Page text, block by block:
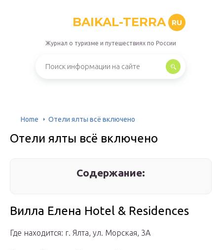
BAIKAL-TERRA RU
Журнал о туризме и путешествиях по России
Home Отели ялты всё включено
Отели ялты всё включено
Содержание:
Вилла Елена Hotel & Residences
Где находится: г. Ялта, ул. Морская, 3А